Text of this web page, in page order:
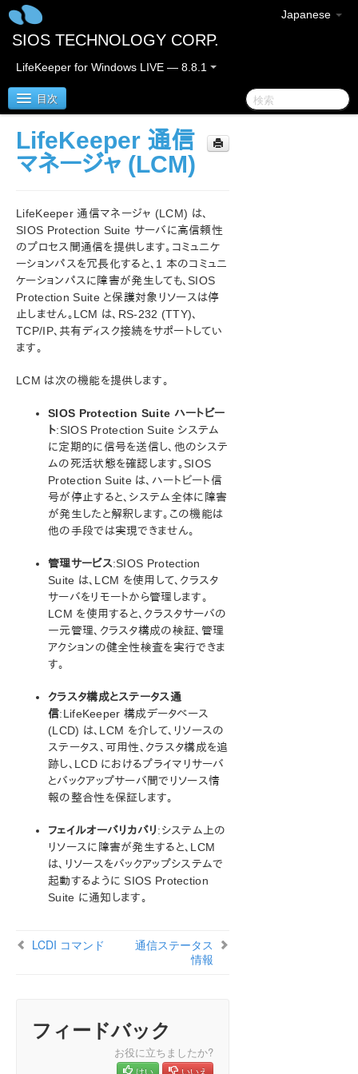
Japanese
SIOS TECHNOLOGY CORP.
LifeKeeper for Windows LIVE — 8.8.1
目次
SIOS Protection Suite for Windows
SIOS Protection Suite for Windows クイックスタート
ガイド
AWS Direct Connect クイックスタートガイド
AWS VPC ピア接続クイックスタートガイド
SIOS Protection Suite インストレーションガイド
SIOS Protection Suite for Windows テクニカルドキュ
メンテーション
SIOS Protection Suite for Windows について
構成
SIOS Protection Suite の管理の概要
ユーザガイド
LifeKeeper GUI
共通タスク
オペレータタスク
詳細項目
LifeKeeper 構成データベース (LCD)
LCD のディレクトリ構造
LCD ディレクトリの構造図
LCD リソースタイプ
リソースサブディレクトリ
LCDI コマンド
LifeKeeper 通信マネージャ (LCM)
通信ステータス情報
メンテナンス作業
データレプリケーション
DataKeeper
トラブルシューティング
アプリケーションリカバリーキット
LifeKeeper Single Server Protection for Windows
プロダクトライフサイクル
LifeKeeper 通信
マネージャ (LCM)
LifeKeeper 通信マネージャ (LCM) は、
SIOS Protection Suite サーバに高信頼性
のプロセス間通信を提供します。コミュニケ
ーションパスを冗長化すると、1 本のコミュニ
ケーションパスに障害が発生しても、SIOS
Protection Suite と保護対象リソースは停
止しません。LCM は、RS-232 (TTY)、
TCP/IP、共有ディスク接続をサポートしてい
ます。
LCM は次の機能を提供します。
SIOS Protection Suite ハートビー
ト:SIOS Protection Suite システム
に定期的に信号を送信し、他のシステ
ムの死活状態を確認します。SIOS
Protection Suite は、ハートビート信
号が停止すると、システム全体に障害
が発生したと解釈します。この機能は
他の手段では実現できません。
管理サービス:SIOS Protection
Suite は、LCM を使用して、クラスタ
サーバをリモートから管理します。
LCM を使用すると、クラスタサーバの
一元管理、クラスタ構成の検証、管理
アクションの健全性検査を実行できま
す。
クラスタ構成とステータス通
信:LifeKeeper 構成データベース
(LCD) は、LCM を介して、リソースの
ステータス、可用性、クラスタ構成を追
跡し、LCD におけるプライマリサーバ
とバックアップサーバ間でリソース情
報の整合性を保証します。
フェイルオーバリカバリ:システム上の
リソースに障害が発生すると、LCM
は、リソースをバックアップシステムで
起動するように SIOS Protection
Suite に通知します。
LCDI コマンド
通信ステータス
情報
フィードバック
お役に立ちましたか?
はい いいえ